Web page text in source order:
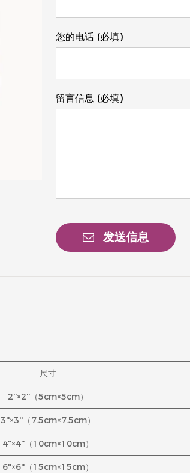
您的电话 (必填)
留言信息 (必填)
发送信息
尺寸
2''×2''（5cm×5cm）
3''×3''（7.5cm×7.5cm）
4''×4''（10cm×10cm）
6''×6''（15cm×15cm）